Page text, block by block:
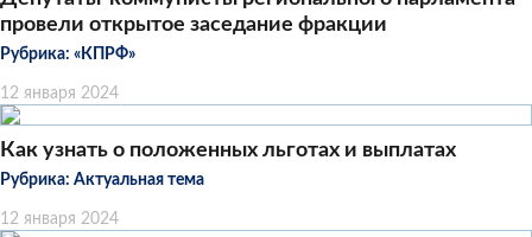
провели открытое заседание фракции
Рубрика: «КПРФ»
12 января 2024
Как узнать о положенных льготах и выплатах
Рубрика: Актуальная тема
12 января 2024